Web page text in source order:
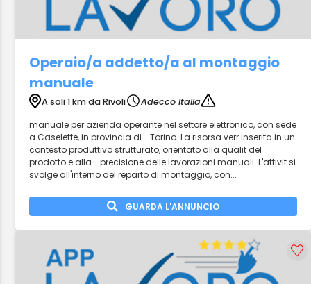
Operaio/a addetto/a al montaggio
manuale
A soli 1 km da Rivoli
Adecco Italia
manuale per azienda operante nel settore elettronico, con sede
a Caselette, in provincia di... Torino. La risorsa verr inserita in un
contesto produttivo strutturato, orientato alla qualit del
prodotto e alla... precisione delle lavorazioni manuali. L'attivit si
svolge all'interno del reparto di montaggio, con...
GUARDA L'ANNUNCIO